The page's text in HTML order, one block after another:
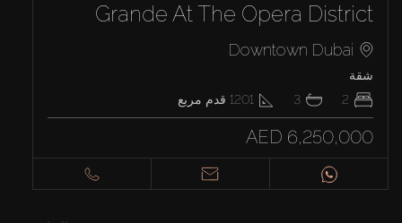
Grande At The Opera District
Downtown Dubai
شقة
2
3
1201 قدم مربع
AED 6,250,000